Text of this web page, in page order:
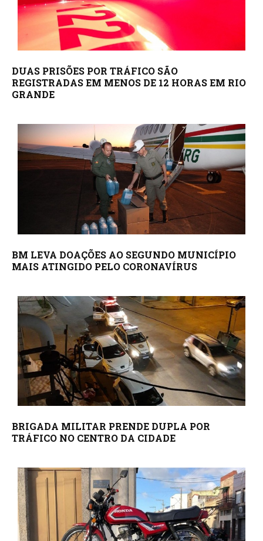
DUAS PRISÕES POR TRÁFICO SÃO
REGISTRADAS EM MENOS DE 12 HORAS EM RIO
GRANDE
BM LEVA DOAÇÕES AO SEGUNDO MUNICÍPIO
MAIS ATINGIDO PELO CORONAVÍRUS
BRIGADA MILITAR PRENDE DUPLA POR
TRÁFICO NO CENTRO DA CIDADE